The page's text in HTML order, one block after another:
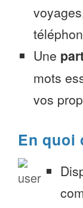
Une
mots
vos
En quoi